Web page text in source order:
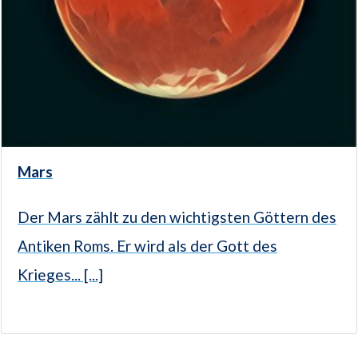
Mars
Der Mars zählt zu den wichtigsten Göttern des
Antiken Roms. Er wird als der Gott des
Krieges... [...]